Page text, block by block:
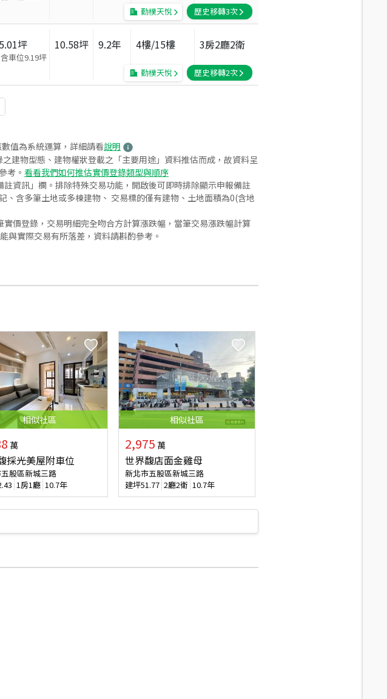
勤樸天悅 歷史移轉3次
坪
含車位9.19坪
10.58坪 9.2年 4樓/15樓 3房2廳2衛
勤樸天悅 歷史移轉2次
值為系統運算，詳細請看說明
建物型態、建物權狀登載之「主要用途」資料推估而成，故資料呈
考。 看看我們如何推估實價登錄類型與順序
資訊」欄。排除特殊交易功能，開啟後可即時排除顯示申報備註
含多筆土地或多棟建物、 交易標的僅有建物、土地面積為0(含地
價登錄，交易明細完全吻合方計算漲跌幅，當筆交易漲跌幅計算
與實際交易有所落差，資料請斟酌參考。
相似社區
萬
採光美屋附車位
股區新城三路
1房1廳 10.7年
相似社區
2,975 萬
世界馥店面金雞母
新北市五股區新城三路
建坪51.77 2廳2衛 10.7年